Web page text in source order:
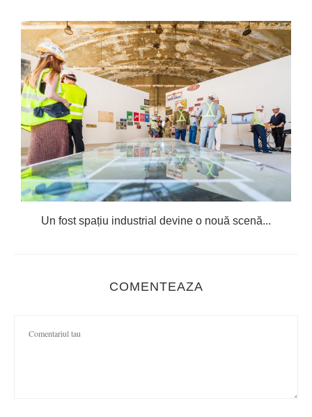
Un fost spațiu industrial devine o nouă scenă...
COMENTEAZA